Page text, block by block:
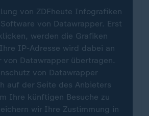
von ZDFheute Infografiken
von Datawrapper. Erst
werden die Grafiken
IP-Adresse wird dabei an
von Datawrapper übertragen.
von Datawrapper
auf der Seite des Anbieters
Ihre künftigen Besuche zu
wir Ihre Zustimmung in